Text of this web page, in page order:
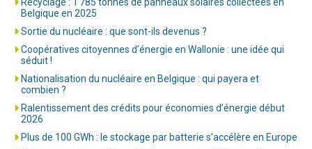
Belgique en 2025
Sortie du nucléaire : que sont-ils devenus ?
Coopératives citoyennes d’énergie en Wallonie : une idée qui
séduit !
Nationalisation du nucléaire en Belgique : qui payera et
combien ?
Ralentissement des crédits pour économies d’énergie début
2026
Plus de 100 GWh : le stockage par batterie s’accélère en Europe